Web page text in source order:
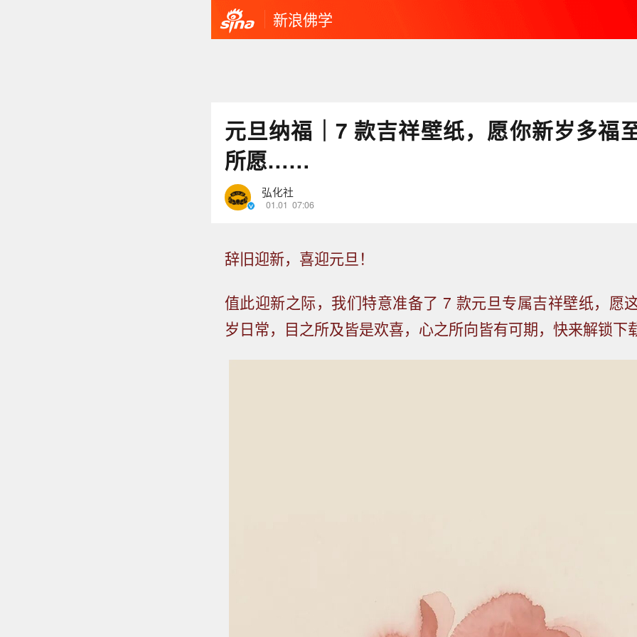
新浪佛学
元旦纳福｜7 款吉祥壁纸，愿你新岁多福
所愿……
弘化社
01.01 07:06
辞旧迎新，喜迎元旦！
值此迎新之际，我们特意准备了 7 款元旦专属吉祥壁纸，愿
岁日常，目之所及皆是欢喜，心之所向皆有可期，快来解锁下